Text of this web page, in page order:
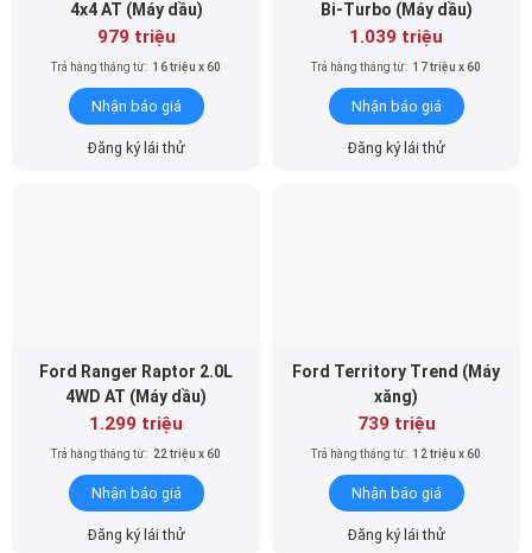
4x4 AT (Máy dầu)
979 triệu
Trả hàng tháng từ: 16 triệu x 60
Nhận báo giá
Đăng ký lái thử
Bi-Turbo (Máy dầu)
1.039 triệu
Trả hàng tháng từ: 17 triệu x 60
Nhận báo giá
Đăng ký lái thử
Ford Ranger Raptor 2.0L
4WD AT (Máy dầu)
1.299 triệu
Trả hàng tháng từ: 22 triệu x 60
Nhận báo giá
Đăng ký lái thử
Ford Territory Trend (Máy
xăng)
739 triệu
Trả hàng tháng từ: 12 triệu x 60
Nhận báo giá
Đăng ký lái thử